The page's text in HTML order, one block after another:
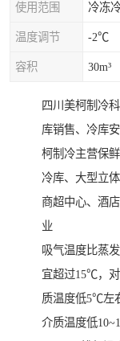
使用范围 冷冻
温度调节 -2℃
容积 30m³
四川美柯制冷
库销售、冷库
柯制冷主营保
冷库、大型立
商超中心、酒
业
吸气温度比蒸
宜超过15℃，
质温度低5℃左
介质温度低